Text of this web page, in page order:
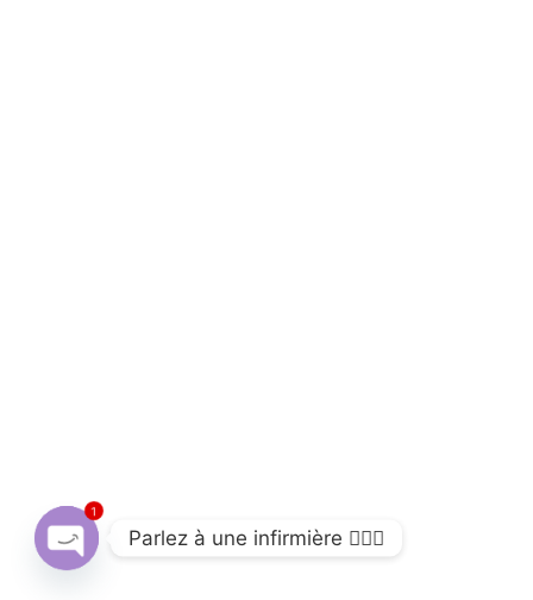
Parlez à une infirmière 👩🏽‍⚕️
1